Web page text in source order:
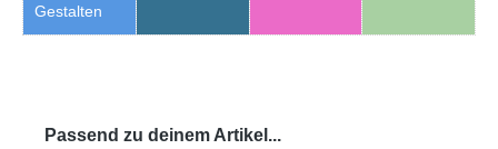
Gestalten
Passend zu deinem Artikel...